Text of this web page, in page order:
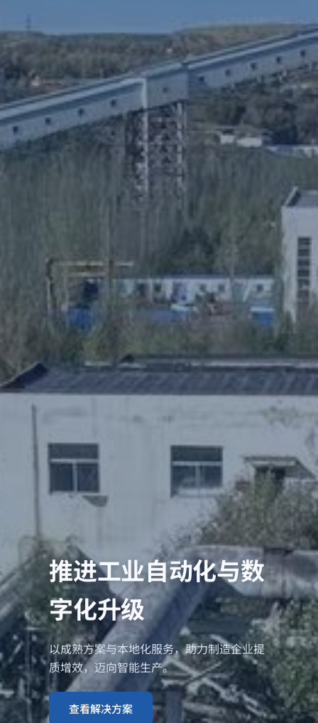
推进工业自动化与数
字化升级
以成熟方案与本地化服务，助力制造企业提
质增效，迈向智能生产。
查看解决方案